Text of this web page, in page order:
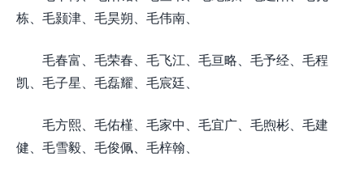
栋、毛颢津、毛昊朔、毛伟南、
毛春富、毛荣春、毛飞江、毛亘略、毛予经、毛程
凯、毛子星、毛磊耀、毛宸廷、
毛方熙、毛佑槿、毛家中、毛宜广、毛煦彬、毛建
健、毛雪毅、毛俊佩、毛梓翰、